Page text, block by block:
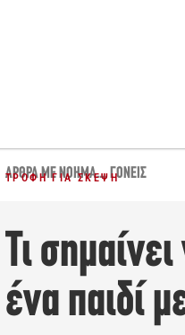
ΆΡΘΡΑ ΜΕ ΝΌΗΜΑ...,ΓΟΝΕΊΣ
ΤΡΟΦΉ ΓΙΑ ΣΚΈΨΗ
Τι
ένα παιδί